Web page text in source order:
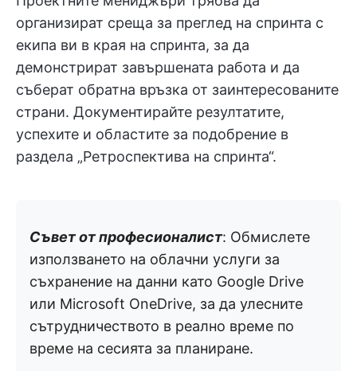
организират среща за преглед на спринта с
екипа ви в края на спринта, за да
демонстрират завършената работа и да
съберат обратна връзка от заинтересованите
страни. Документирайте резултатите,
успехите и областите за подобрение в
раздела „Ретроспектива на спринта“.
Съвет от професионалист: Обмислете
използването на облачни услуги за
съхранение на данни като Google Drive
или Microsoft OneDrive, за да улесните
сътрудничеството в реално време по
време на сесията за планиране.